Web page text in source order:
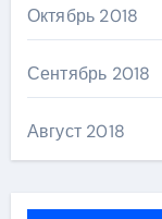
Октябрь 2018
Сентябрь 2018
Август 2018